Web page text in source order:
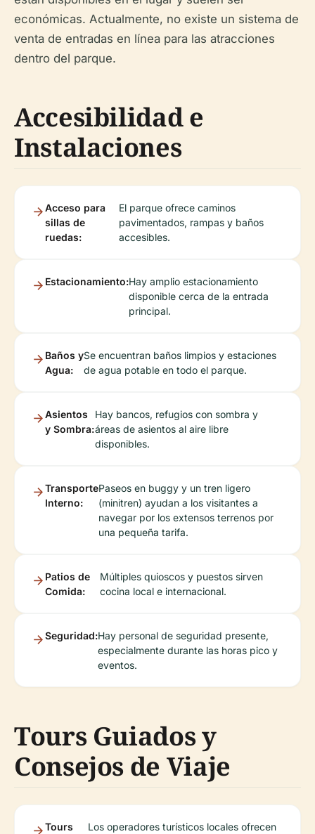
económicas. Actualmente, no existe un sistema de
venta de entradas en línea para las atracciones
dentro del parque.
Accesibilidad e
Instalaciones
Acceso para
sillas de
ruedas:
El parque ofrece caminos
pavimentados, rampas y baños
accesibles.
Estacionamiento:Hay amplio estacionamiento
disponible cerca de la entrada
principal.
Baños y
Agua:
Se encuentran baños limpios y estaciones
de agua potable en todo el parque.
Asientos
y Sombra:
Hay bancos, refugios con sombra y
áreas de asientos al aire libre
disponibles.
Transporte
Interno:
Paseos en buggy y un tren ligero
(minitren) ayudan a los visitantes a
navegar por los extensos terrenos por
una pequeña tarifa.
Patios de
Comida:
Múltiples quioscos y puestos sirven
cocina local e internacional.
Seguridad:Hay personal de seguridad presente,
especialmente durante las horas pico y
eventos.
Tours Guiados y
Consejos de Viaje
Tours
Los operadores turísticos locales ofrecen